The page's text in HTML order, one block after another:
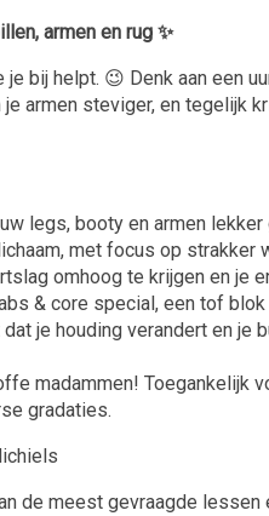
armen en rug ✨
bij helpt. 😉 Denk aan een
armen steviger, en tegelijk
legs, booty en armen
met focus op strakker
omhoog te krijgen en je
& core special, een tof
je houding verandert en
madammen! Toegankelijk
gradaties.
de meest gevraagde